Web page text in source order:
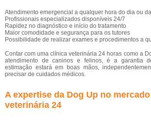
Atendimento emergencial a qualquer hora do dia ou
Profissionais especializados disponíveis 24/7
Rapidez no diagnóstico e início do tratamento
Maior comodidade e segurança para os tutores
Possibilidade de realizar exames e procedimentos a
Contar com uma clínica veterinária 24 horas como a
atendimento de caninos e felinos, é a garantia
estimação estará em boas mãos,
precisar de cuidados médicos.
A expertise da Dog Up no
veterinária 24